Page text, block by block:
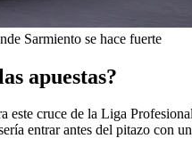
Sarmiento se hace fuerte
apuestas?
este cruce de la Liga
entrar antes del pitazo con